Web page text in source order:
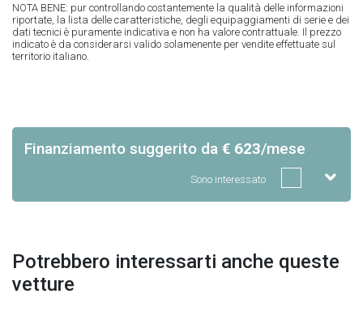
NOTA BENE: pur controllando costantemente la qualità delle informazioni
riportate, la lista delle caratteristiche, degli equipaggiamenti di serie e dei
dati tecnici è puramente indicativa e non ha valore contrattuale. Il prezzo
indicato è da considerarsi valido solamenente per vendite effettuate sul
territorio italiano.
Finanziamento suggerito da € 623/mese
Sono interessato
Potrebbero interessarti anche queste
vetture